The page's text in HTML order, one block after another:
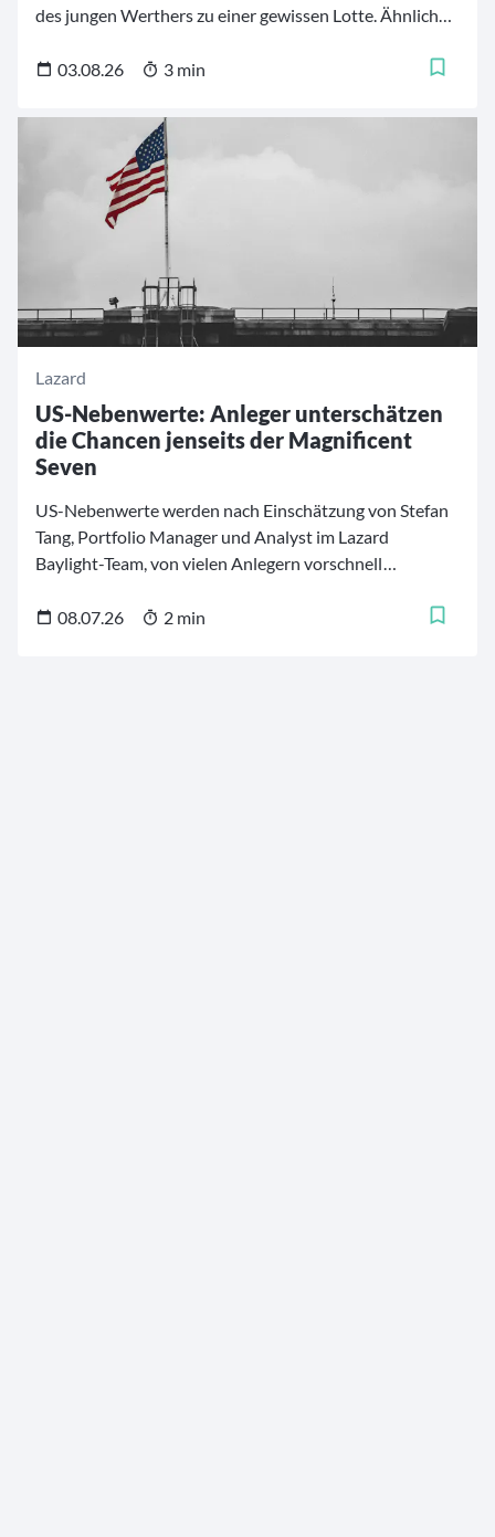
des jungen Werthers zu einer gewissen Lotte. Ähnlich
Fed-Chef Kevin Warsh. Einerseits muss er die aktuell
Reputationsgründen. Andererseits liegt ihm die
Konjunktur- und Finanzstabilität massiv am Herzen. Es
gibt gute Gründe für restriktive und freundliche
Geldpolitik.
03.08.26 3 min
Lazard
US-Nebenwerte: Anleger unterschätzen
die Chancen jenseits der Magnificent
Seven
US-Nebenwerte werden nach Einschätzung von Stefan
Tang, Portfolio Manager und Analyst im Lazard
Baylight-Team, von vielen Anlegern vorschnell
vergangenen Jahren deutlich hinter den großen US-
08.07.26 2 min